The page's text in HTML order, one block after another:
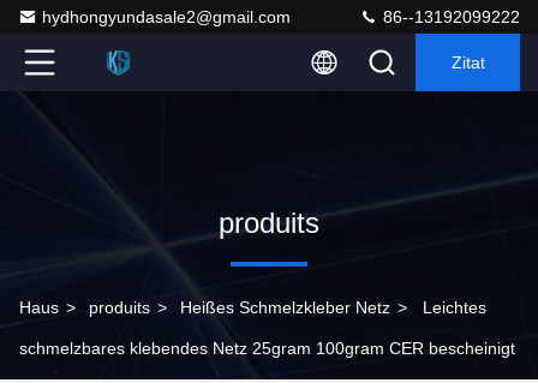
hydhongyundasale2@gmail.com 86--13192099222
Zitat
produits
Haus > produits > Heißes Schmelzkleber Netz > Leichtes
schmelzbares klebendes Netz 25gram 100gram CER bescheinigt